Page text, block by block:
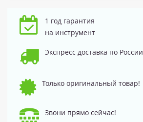
1 год гарантия
на инструмент
Экспресс доставка по России
Только оригинальный товар!
Звони прямо сейчас!